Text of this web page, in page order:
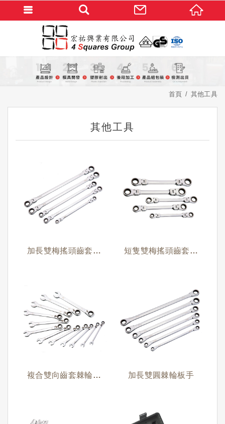
首頁 其他工具
其他工具
加長雙梅搖頭齒套棘
短隻雙梅搖頭齒套棘
複合雙向齒套棘輪板
加長雙圓棘輪板手